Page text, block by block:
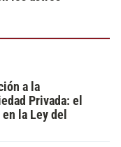
a la
Privada: el
la Ley del